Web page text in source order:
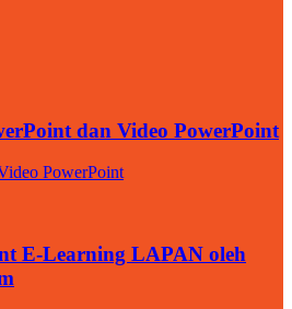
dan Video PowerPoint
PowerPoint
E-Learning LAPAN oleh